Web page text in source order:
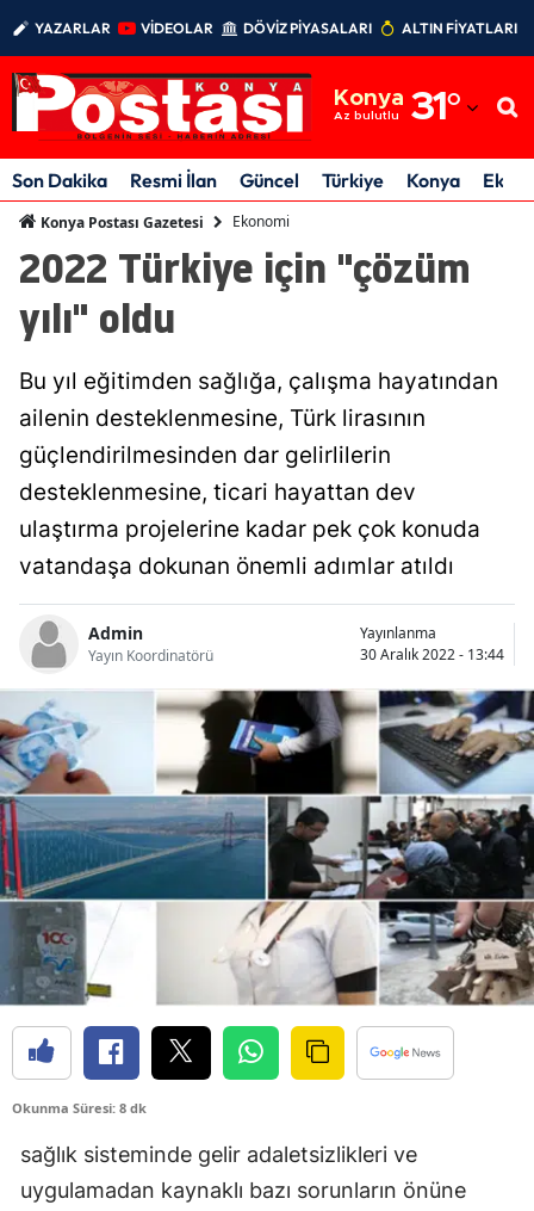
YAZARLAR VİDEOLAR DÖVİZ PİYASALARI ALTIN FİYATLARI
Konya
Az bulutlu 31°
Adıyaman
Afyonkarahisar
Amasya
Artvin
Aydın
Bilecik
Bingöl
Bitlis
Bolu
Burdur
Bursa
Çanakkale
Çankırı
Çorum
Denizli
Diyarbakır
Elazığ
Erzincan
Son Dakika Resmi İlan Güncel Türkiye Konya
Konya Postası Gazetesi Ekonomi
2022 Türkiye için "çözüm
yılı" oldu
Bu yıl eğitimden sağlığa, çalışma hayatından
ailenin desteklenmesine, Türk lirasının
güçlendirilmesinden dar gelirlilerin
desteklenmesine, ticari hayattan dev
ulaştırma projelerine kadar pek çok konuda
vatandaşa dokunan önemli adımlar atıldı
Admin
Yayın Koordinatörü
Yayınlanma
30 Aralık 2022 - 13:44
Okunma Süresi: 8 dk
sağlık sisteminde gelir adaletsizlikleri ve
uygulamadan kaynaklı bazı sorunların önüne